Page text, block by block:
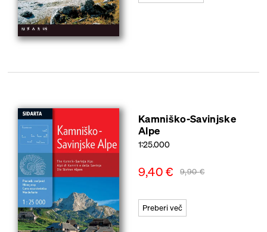
Kamniško-Savinjske
Alpe
1:25.000
9,90€
9,40€
Preberi več